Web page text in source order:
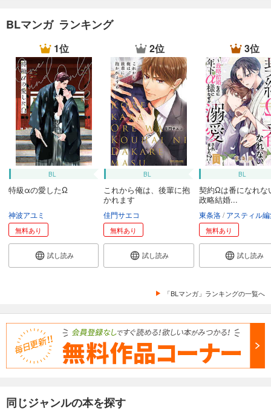
BLマンガ ランキング
1位
BL
特級αの愛したΩ
神波アユミ
無料あり
試し読み
2位
BL
これから俺は、後輩に抱
かれます
佳門サエコ
無料あり
試し読み
3位
BL
契約Ωは番になれな
政略結婚...
東条洛 アスティル
無料あり
試し読み
「BLマンガ」ランキングの一覧へ
同じジャンルの本を探す